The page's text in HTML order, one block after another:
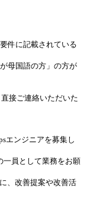
件に記載されている
母国語の方」の方が
接ご連絡いただいた
エンジニアを募集し
一員として業務をお願
、改善提案や改善活